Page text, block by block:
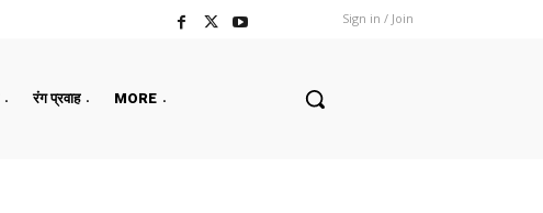
Sign in / Join
रंग प्रवाह MORE